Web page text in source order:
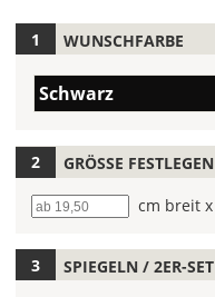
Hier
die
Deines
Autoaufklebers
fest!
Bei
mehrfarbigen
WUNSCHFARBE
Farbe/n
(Wert
Schwarz
GRÖSSE FESTLEGEN
Breite cm breit x
SPIEGELN / 2ER-SET